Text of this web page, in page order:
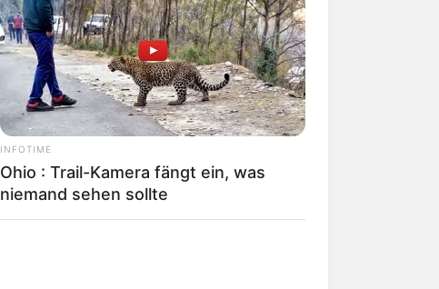
INFOTIME
Ohio : Trail-Kamera fängt ein, was
niemand sehen sollte